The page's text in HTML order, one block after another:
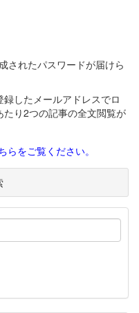
されたパスワードが届けら
したメールアドレスでロ
り2つの記事の全文閲覧が
をご覧ください。